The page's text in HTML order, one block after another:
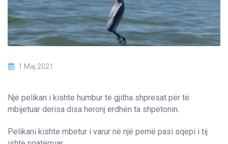
1 Maj 2021
Një pelikan i kishte humbur të gjitha shpresat për të
mbijetuar derisa disa heronj erdhën ta shpëtonin.
Pelikani kishte mbetur i varur në një pemë pasi sqepi i tij